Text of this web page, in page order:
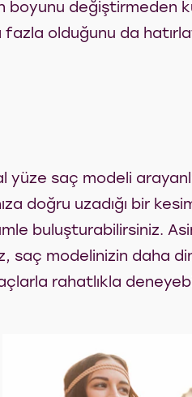
boyunu
olduğunu da
yüze saç modeli
doğru uzadığı bir
buluşturabilirsiniz.
saç modelinizin daha
rahatlıkla